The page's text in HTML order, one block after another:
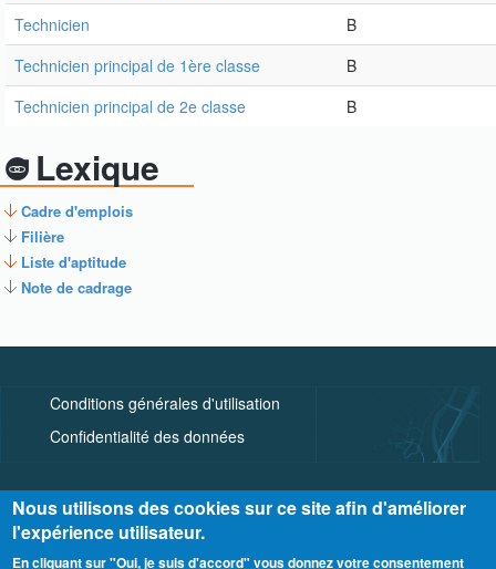
Technicien
B
Technicien principal de 1ère classe
B
Technicien principal de 2e classe
B
Lexique
Cadre d'emplois
Filière
Liste d'aptitude
Note de cadrage
Conditions générales d'utilisation
Confidentialité des données
Nous utilisons des cookies sur ce site afin d'améliorer
l'expérience utilisateur.
En cliquant sur "Oui, je suis d'accord" vous donnez votre consentement